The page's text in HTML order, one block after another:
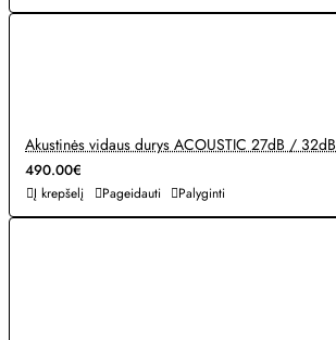
Akustinės vidaus durys ACOUSTIC 27dB / 32dB
490.00€
Į krepšelį Pageidauti Palyginti